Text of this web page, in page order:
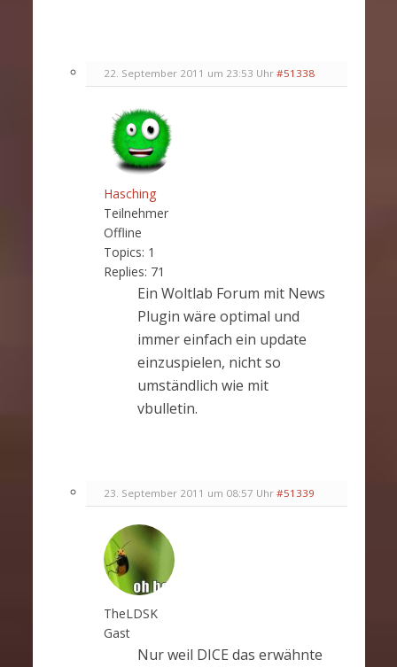
22. September 2011 um 23:53 Uhr #51338
Hasching
Teilnehmer
Offline
Topics: 1
Replies: 71
Ein Woltlab Forum mit News
Plugin wäre optimal und
immer einfach ein update
einzuspielen, nicht so
umständlich wie mit
vbulletin.
23. September 2011 um 08:57 Uhr #51339
TheLDSK
Gast
Nur weil DICE das erwähnte